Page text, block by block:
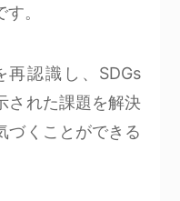
。
認識し、SDGs
された課題を解決
づくことができる